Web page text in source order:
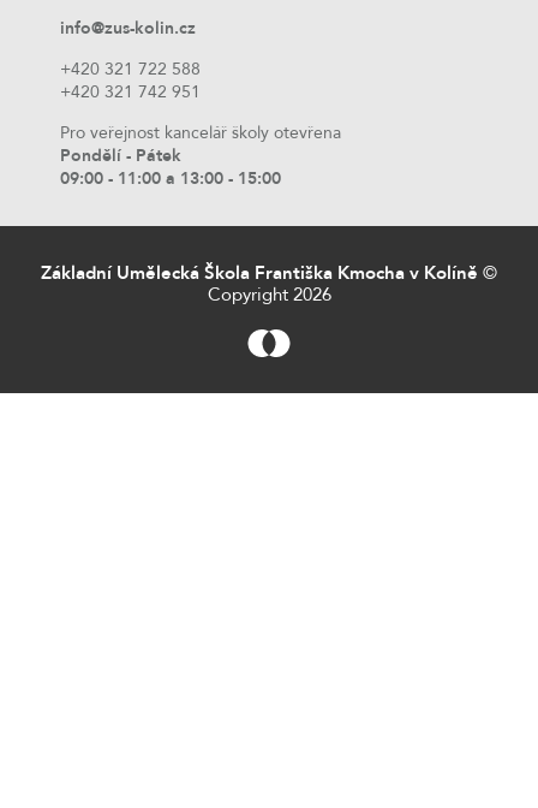
info@zus-kolin.cz
+420 321 722 588
+420 321 742 951
Pro veřejnost kancelář školy otevřena
Pondělí - Pátek
09:00 - 11:00 a 13:00 - 15:00
Základní Umělecká Škola Františka Kmocha v Kolíně ©
Copyright 2026